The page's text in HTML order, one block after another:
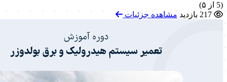
(5 از ۵)
217 بازدید
مشاهده جزئیات